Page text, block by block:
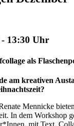
- 13:30 Uhr
als
am kreativen
Mennicke
In dem Workshop
mit Text,